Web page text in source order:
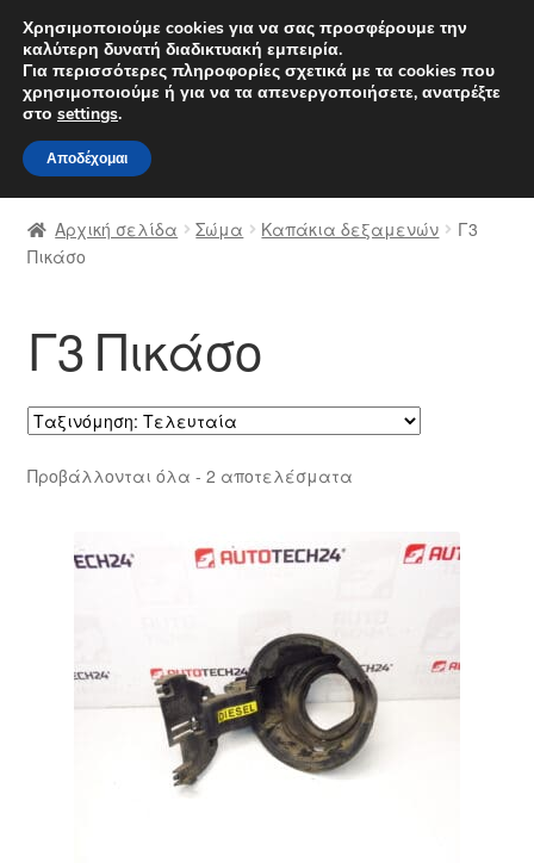
ΑΠΟΣΤΟΛΗ από 7 EUR
Δευτέρα-Παρ. 9 π.μ. - 4 μ.μ.
Απευθείας
μετάβαση
στην
πλοήγηση
Μετάβαση
σε
περιεχόμενο
Αρχική
Διαδικασία Παραπόνων
Καροτσάκι
Μεταφορά
Ολοκλήρωση αγοράς
Παγκόσμια αποστολή
Αρχική σελίδα Σώμα Καπάκια δεξαμενών
Γ3
Πικάσο
Γ3 Πικάσο
Προβάλλονται όλα - 2 αποτελέσματαSorted
Χρησιμοποιούμε cookies για να σας προσφέρουμε την
καλύτερη δυνατή διαδικτυακή εμπειρία.
Για περισσότερες πληροφορίες σχετικά με τα cookies που
χρησιμοποιούμε ή για να τα απενεργοποιήσετε, ανατρέξτε
στο settings.
Αποδέχομαι